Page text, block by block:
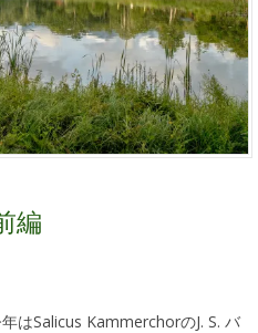
編
はSalicus KammerchorのJ. S. バ